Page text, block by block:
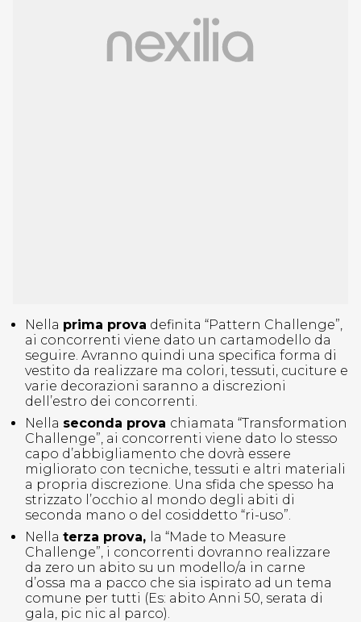
Nella prima prova definita “Pattern Challenge”,
ai concorrenti viene dato un cartamodello da
seguire. Avranno quindi una specifica forma di
vestito da realizzare ma colori, tessuti, cuciture e
varie decorazioni saranno a discrezioni
dell’estro dei concorrenti.
Nella seconda prova chiamata “Transformation
Challenge”, ai concorrenti viene dato lo stesso
capo d’abbigliamento che dovrà essere
migliorato con tecniche, tessuti e altri materiali
a propria discrezione. Una sfida che spesso ha
strizzato l’occhio al mondo degli abiti di
seconda mano o del cosiddetto “ri-uso”.
Nella terza prova, la “Made to Measure
Challenge”, i concorrenti dovranno realizzare
da zero un abito su un modello/a in carne
d’ossa ma a pacco che sia ispirato ad un tema
comune per tutti (Es: abito Anni 50, serata di
gala, pic nic al parco).